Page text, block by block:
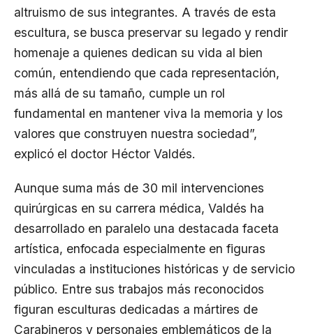
altruismo de sus integrantes. A través de esta
escultura, se busca preservar su legado y rendir
homenaje a quienes dedican su vida al bien
común, entendiendo que cada representación,
más allá de su tamaño, cumple un rol
fundamental en mantener viva la memoria y los
valores que construyen nuestra sociedad”,
explicó el doctor Héctor Valdés.
Aunque suma más de 30 mil intervenciones
quirúrgicas en su carrera médica, Valdés ha
desarrollado en paralelo una destacada faceta
artística, enfocada especialmente en figuras
vinculadas a instituciones históricas y de servicio
público. Entre sus trabajos más reconocidos
figuran esculturas dedicadas a mártires de
Carabineros y personajes emblemáticos de la